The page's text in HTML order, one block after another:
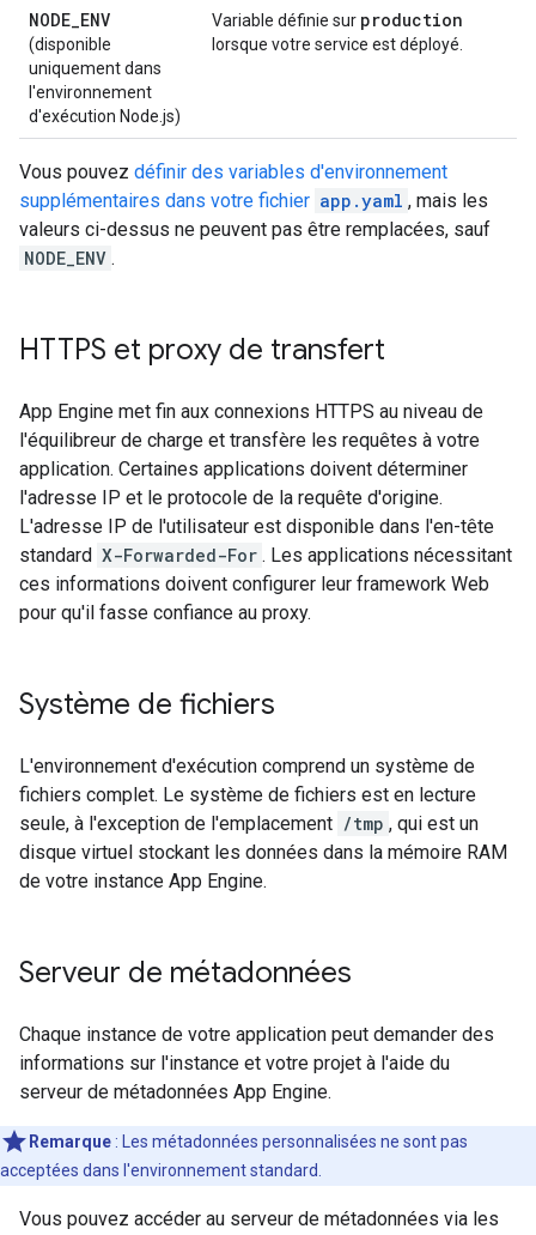
NODE_ENV
(disponible
uniquement dans
l'environnement
d'exécution Node.js)
Variable définie sur production
lorsque votre service est déployé.
Vous pouvez définir des variables d'environnement
supplémentaires dans votre fichier app.yaml , mais les
valeurs ci-dessus ne peuvent pas être remplacées, sauf
NODE_ENV .
HTTPS et proxy de transfert
App Engine met fin aux connexions HTTPS au niveau de
l'équilibreur de charge et transfère les requêtes à votre
application. Certaines applications doivent déterminer
l'adresse IP et le protocole de la requête d'origine.
L'adresse IP de l'utilisateur est disponible dans l'en-tête
standard X-Forwarded-For . Les applications nécessitant
ces informations doivent configurer leur framework Web
pour qu'il fasse confiance au proxy.
Système de fichiers
L'environnement d'exécution comprend un système de
fichiers complet. Le système de fichiers est en lecture
seule, à l'exception de l'emplacement /tmp , qui est un
disque virtuel stockant les données dans la mémoire RAM
de votre instance App Engine.
Serveur de métadonnées
Chaque instance de votre application peut demander des
informations sur l'instance et votre projet à l'aide du
serveur de métadonnées App Engine.
Remarque : Les métadonnées personnalisées ne sont pas
acceptées dans l'environnement standard.
Vous pouvez accéder au serveur de métadonnées via les